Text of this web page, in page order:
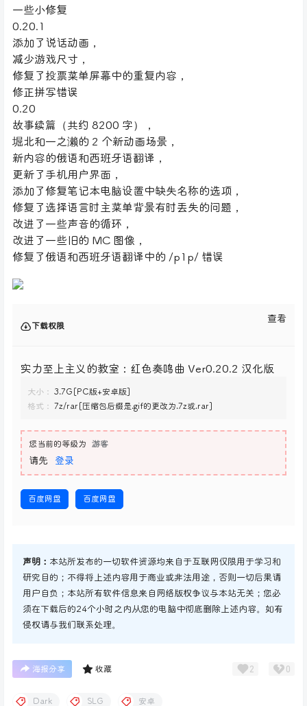
一些小修复
0.20.1
添加了说话动画，
减少游戏尺寸，
修复了投票菜单屏幕中的重复内容，
修正拼写错误
0.20
故事续篇（共约 8200 字），
堀北和一之濑的 2 个新动画场景，
新内容的俄语和西班牙语翻译，
更新了手机用户界面，
添加了修复笔记本电脑设置中缺失名称的选项，
修复了选择语言时主菜单背景有时丢失的问题，
改进了一些声音的循环，
改进了一些旧的 MC 图像，
修复了俄语和西班牙语翻译中的 /p1p/ 错误
下载权限
查看
实力至上主义的教室：红色奏鸣曲 Ver0.20.2 汉化版
大小：
3.7G[PC版+安卓版]
格式：
7z/rar[压缩包后缀是.gif的更改为.7z或.rar]
您当前的等级为 游客
请先 登录
百度网盘 百度网盘
声明： 本站所发布的一切软件资源均来自于互联网仅限用于学习和
研究目的；不得将上述内容用于商业或非法用途，否则一切后果请
用户自负；本站所有软件信息来自网络版权争议与本站无关；您必
须在下载后的24个小时之内从您的电脑中彻底删除上述内容。如有
侵权请与我们联系处理。
海报分享 收藏 2 0
Dark SLG 安卓